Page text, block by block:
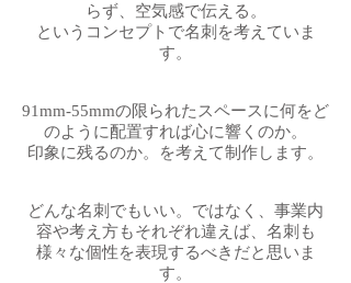
らず、空気感で伝える。
というコンセプトで名刺を考えていま
す。
91mm-55mmの限られたスペースに何をど
のように配置すれば心に響くのか。
印象に残るのか。を考えて制作します。
どんな名刺でもいい。ではなく、事業内
容や考え方もそれぞれ違えば、名刺も
様々な個性を表現するべきだと思いま
す。